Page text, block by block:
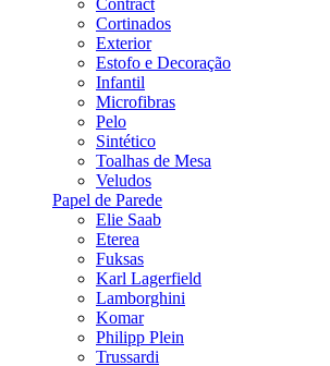
Contract
Cortinados
Exterior
Estofo e Decoração
Infantil
Microfibras
Pelo
Sintético
Toalhas de Mesa
Veludos
Papel de Parede
Elie Saab
Eterea
Fuksas
Karl Lagerfield
Lamborghini
Komar
Philipp Plein
Trussardi